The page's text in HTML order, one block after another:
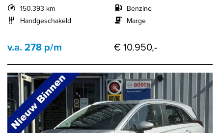
150.393 km
Handgeschakeld
Benzine
Marge
v.a. 278 p/m € 10.950,-